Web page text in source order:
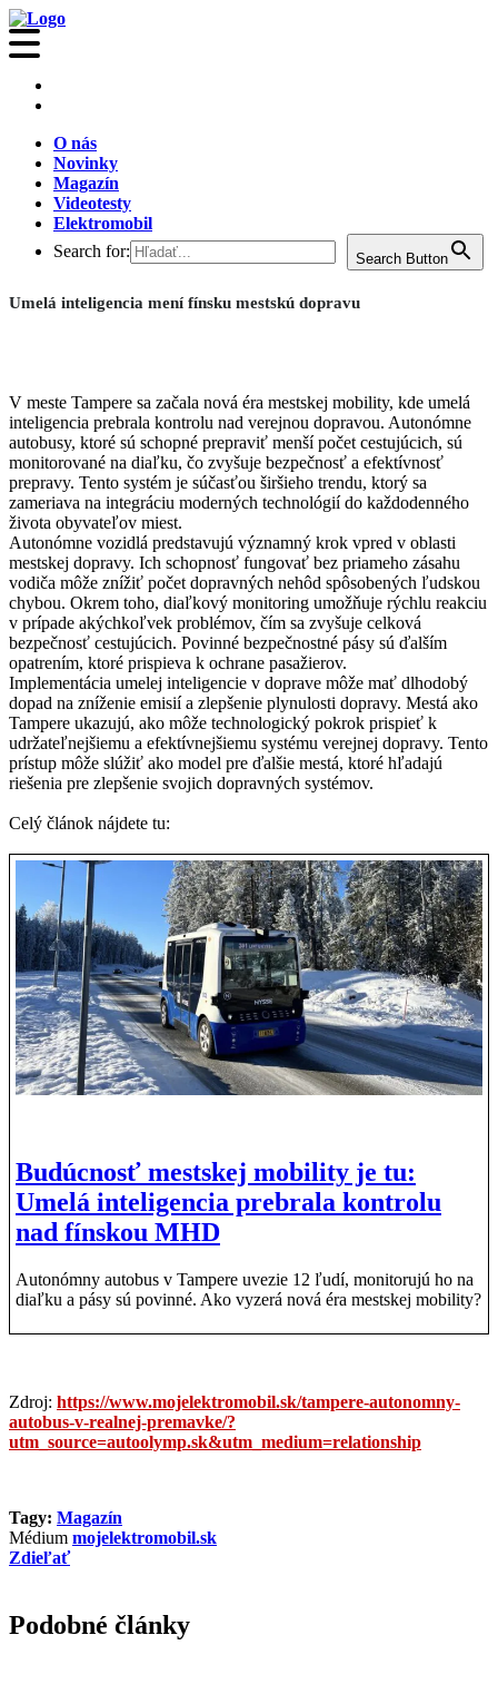
O nás
Novinky
Magazín
Videotesty
Elektromobil
Search for:
Search Button
Umelá inteligencia mení fínsku mestskú dopravu
V meste Tampere sa začala nová éra mestskej mobility, kde umelá
inteligencia prebrala kontrolu nad verejnou dopravou. Autonómne
autobusy, ktoré sú schopné prepraviť menší počet cestujúcich, sú
monitorované na diaľku, čo zvyšuje bezpečnosť a efektívnosť
prepravy. Tento systém je súčasťou širšieho trendu, ktorý sa
zameriava na integráciu moderných technológií do každodenného
života obyvateľov miest.
Autonómne vozidlá predstavujú významný krok vpred v oblasti
mestskej dopravy. Ich schopnosť fungovať bez priameho zásahu
vodiča môže znížiť počet dopravných nehôd spôsobených ľudskou
chybou. Okrem toho, diaľkový monitoring umožňuje rýchlu reakciu
v prípade akýchkoľvek problémov, čím sa zvyšuje celková
bezpečnosť cestujúcich. Povinné bezpečnostné pásy sú ďalším
opatrením, ktoré prispieva k ochrane pasažierov.
Implementácia umelej inteligencie v doprave môže mať dlhodobý
dopad na zníženie emisií a zlepšenie plynulosti dopravy. Mestá ako
Tampere ukazujú, ako môže technologický pokrok prispieť k
udržateľnejšiemu a efektívnejšiemu systému verejnej dopravy. Tento
prístup môže slúžiť ako model pre ďalšie mestá, ktoré hľadajú
riešenia pre zlepšenie svojich dopravných systémov.
Celý článok nájdete tu:
Budúcnosť mestskej mobility je tu:
Umelá inteligencia prebrala kontrolu
nad fínskou MHD
Autonómny autobus v Tampere uvezie 12 ľudí, monitorujú ho na
diaľku a pásy sú povinné. Ako vyzerá nová éra mestskej mobility?
Zdroj: https://www.mojelektromobil.sk/tampere-autonomny-
autobus-v-realnej-premavke/?
utm_source=autoolymp.sk&utm_medium=relationship
Tagy: Magazín
Médium mojelektromobil.sk
Zdieľať
Podobné články